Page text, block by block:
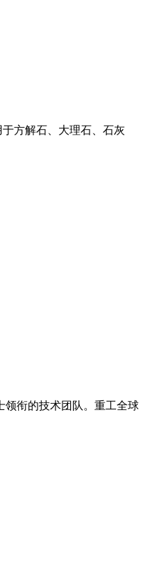
方解石、大理石、石灰
领衔的技术团队。重工全球